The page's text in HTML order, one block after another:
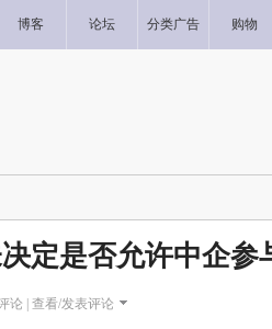
博客 论坛 分类广告 购物
定是否允许中企参
论 | 查看/发表评论